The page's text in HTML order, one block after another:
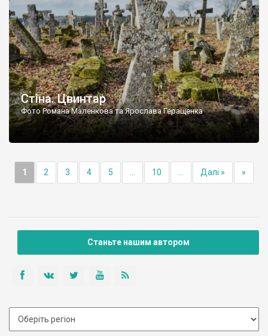
Стіна. Цвинтар
Фото Романа Маленкова та Ярослава Геращенка
1 2 3 4 5 10 Далі » »
Станьте нашим автором